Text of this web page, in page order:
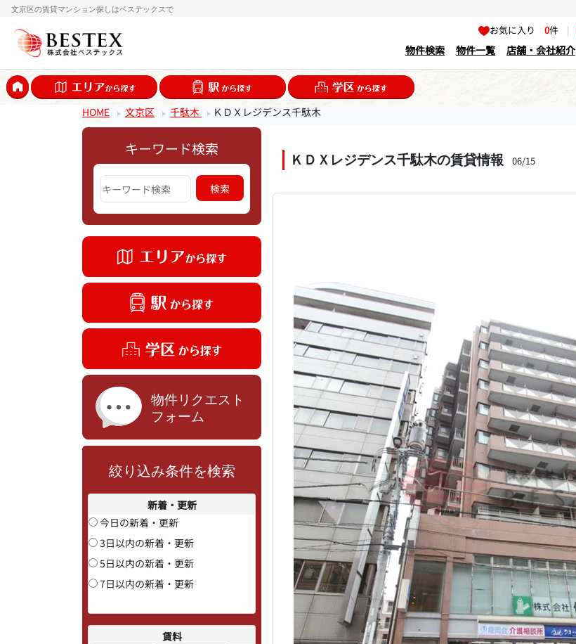
文京区の賃貸マンション探しはベステックスで
お気に入り0件 |
物件検索 物件一覧 店舗・会社紹介
HOME 文京区 千駄木 ＫＤＸレジデンス千駄木
キーワード検索
絞り込み条件を検索
新着・更新
今日の新着・更新
3日以内の新着・更新
5日以内の新着・更新
7日以内の新着・更新
賃料
ＫＤＸレジデンス千駄木の賃貸情報 06/15